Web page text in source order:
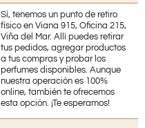
Sí, tenemos un punto de retiro
físico en Viana 915, Oficina 215,
Viña del Mar. Allí puedes retirar
tus pedidos, agregar productos
a tus compras y probar los
perfumes disponibles. Aunque
nuestra operación es 100%
online, también te ofrecemos
esta opción. ¡Te esperamos!